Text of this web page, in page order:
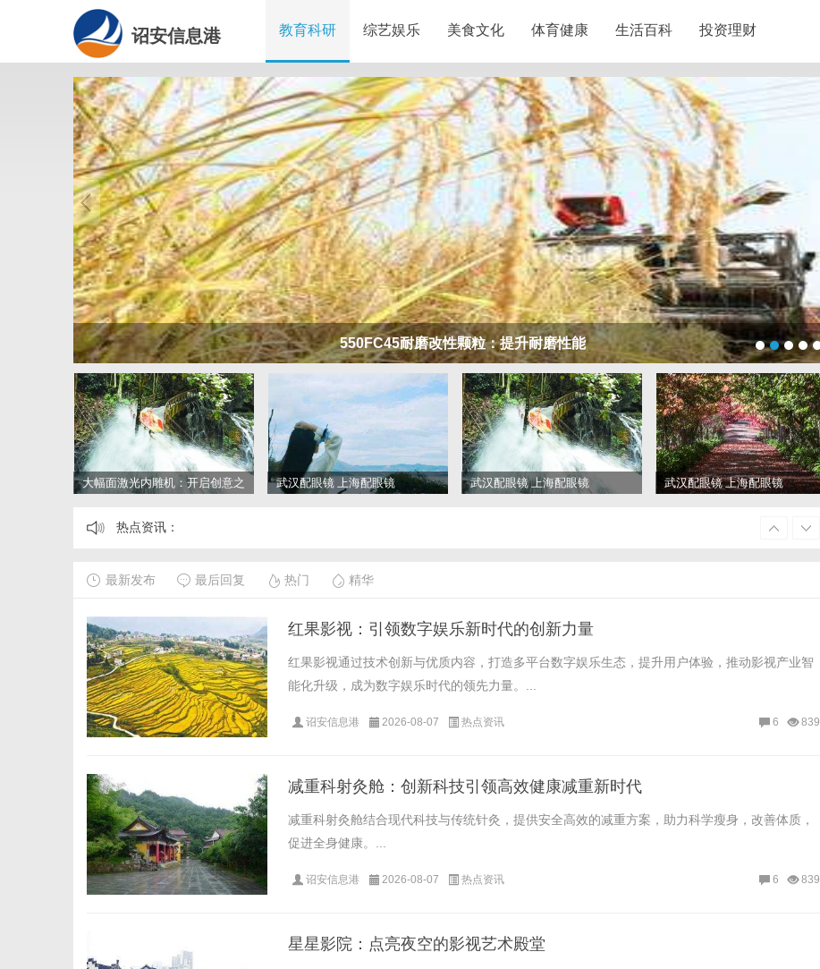
诏安信息港 教育科研 综艺娱乐 美食文化 体育健康 生活百科 投资理财
合肥刑事律师：保护您的合法权益，助您走出法律困境
大幅面激光内雕机：开启创意之
武汉配眼镜 上海配眼镜 武汉配眼镜 上海配眼镜 武汉配眼镜 上海配眼镜
热点资讯：
最新发布 最后回复 热门 精华
红果影视：引领数字娱乐新时代的创新力量
红果影视通过技术创新与优质内容，打造多平台数字娱乐生态，提升用户体验，推动影视产业智
能化升级，成为数字娱乐时代的领先力量。...
诏安信息港 2026-08-07 热点资讯 839
6
减重科射灸舱：创新科技引领高效健康减重新时代
减重科射灸舱结合现代科技与传统针灸，提供安全高效的减重方案，助力科学瘦身，改善体质，
促进全身健康。...
诏安信息港 2026-08-07 热点资讯 839
6
星星影院：点亮夜空的影视艺术殿堂